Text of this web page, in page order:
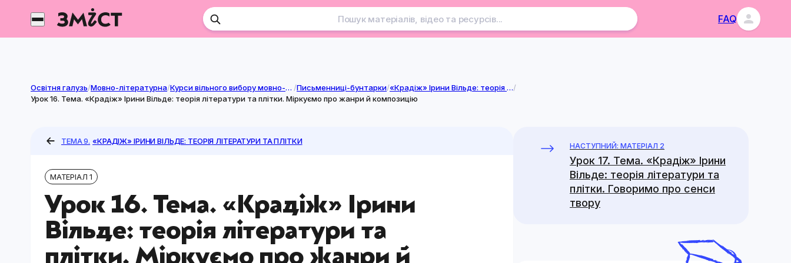
Перейти
FAQ
Освітня галузь/Мовно-літературна/ Курси вільного вибору мовно-літературної освітньої галузі /Письменниці-бунтарки/ «Крадіж» Ірини Вільде: теорія літератури та плітки/
Урок 16. Тема. «Крадіж» Ірини Вільде: теорія літератури та плітки. Міркуємо про жанри й композицію
ТЕМА 9. «КРАДІЖ» ІРИНИ ВІЛЬДЕ: ТЕОРІЯ ЛІТЕРАТУРИ ТА ПЛІТКИ
МАТЕРІАЛ 1
Урок 16. Тема. «Крадіж» Ірини
Вільде: теорія літератури та
плітки. Міркуємо про жанри й
НАСТУПНИЙ: МАТЕРІАЛ 2
Урок 17. Тема. «Крадіж» Ірини
Вільде: теорія літератури та
плітки. Говоримо про сенси
твору